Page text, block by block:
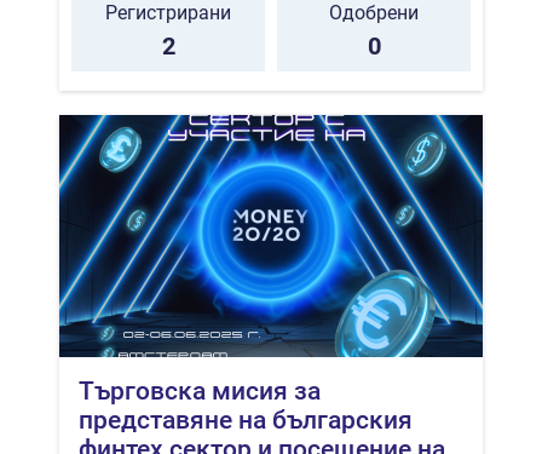
Регистрирани
2
Одобрени
0
Търговска мисия за
представяне на българския